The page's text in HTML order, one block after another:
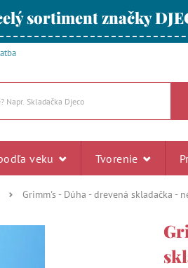
sortiment značky
veku Tvorenie
Grimm's - Dúha - drevená skladačka -